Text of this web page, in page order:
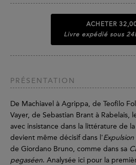
ACHETER
Livre expédié sous
PRÉSENTATION
De Machiavel à Agrippa, de Teofilo
Vayer, de Sebastian Brant à Rabelais,
avec insistance dans la littérature de
devient même décisif dans l'
de Giordano Bruno, comme dans sa
pegaséen. Analysée ici pour la